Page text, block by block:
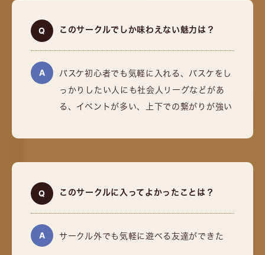
このサークルでしか味わえない魅力は？
バスケ初心者でも気軽に入れる、バスケをし
っかりしたい人にも社会人リーグなどがあ
る、イベントが多い、上下での繋がりが強い
このサークルに入ってよかったことは？
サークル外でも気軽に遊べる友達ができた